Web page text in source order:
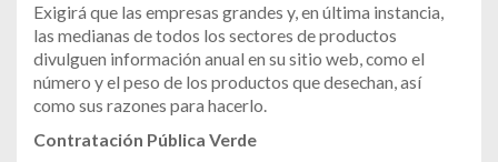
Exigirá que las empresas grandes y, en última instancia,
las medianas de todos los sectores de productos
divulguen información anual en su sitio web, como el
número y el peso de los productos que desechan, así
como sus razones para hacerlo.
Contratación Pública Verde